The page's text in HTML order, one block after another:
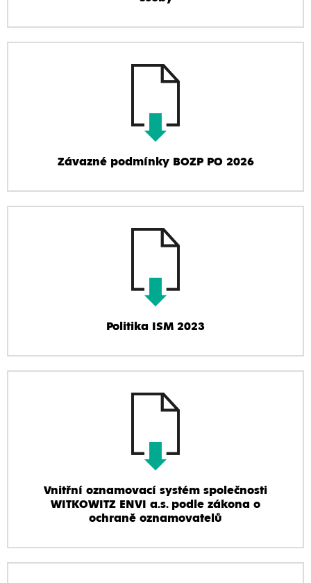
Závazné podmínky BOZP PO 2026
Politika ISM 2023
Vnitřní oznamovací systém společnosti
WITKOWITZ ENVI a.s. podle zákona o
ochraně oznamovatelů